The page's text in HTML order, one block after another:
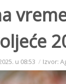
u 08:53 Izvor: